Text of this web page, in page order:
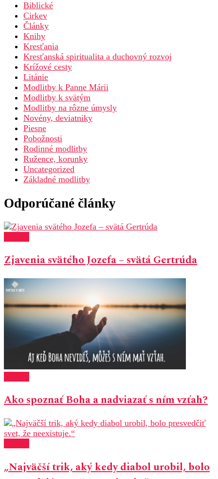
Biblické
Cirkev
Články
Knihy
Kresťania
Kresťanská spiritualita a duchovný rozvoj
Krížové cesty
Litánie
Modlitby k Panne Márii
Modlitby k svätým
Modlitby na rôzne úmysly
Novény, deviatniky
Piesne
Pobožnosti
Rodinné modlitby
Ružence, korunky
Uncategorized
Základné modlitby
Odporúčané články
Zjavenia svätého Jozefa – svätá Gertrúda
Ako spoznať Boha a nadviazať s ním vzťah?
„Najväčší trik, aký kedy diabol urobil, bolo